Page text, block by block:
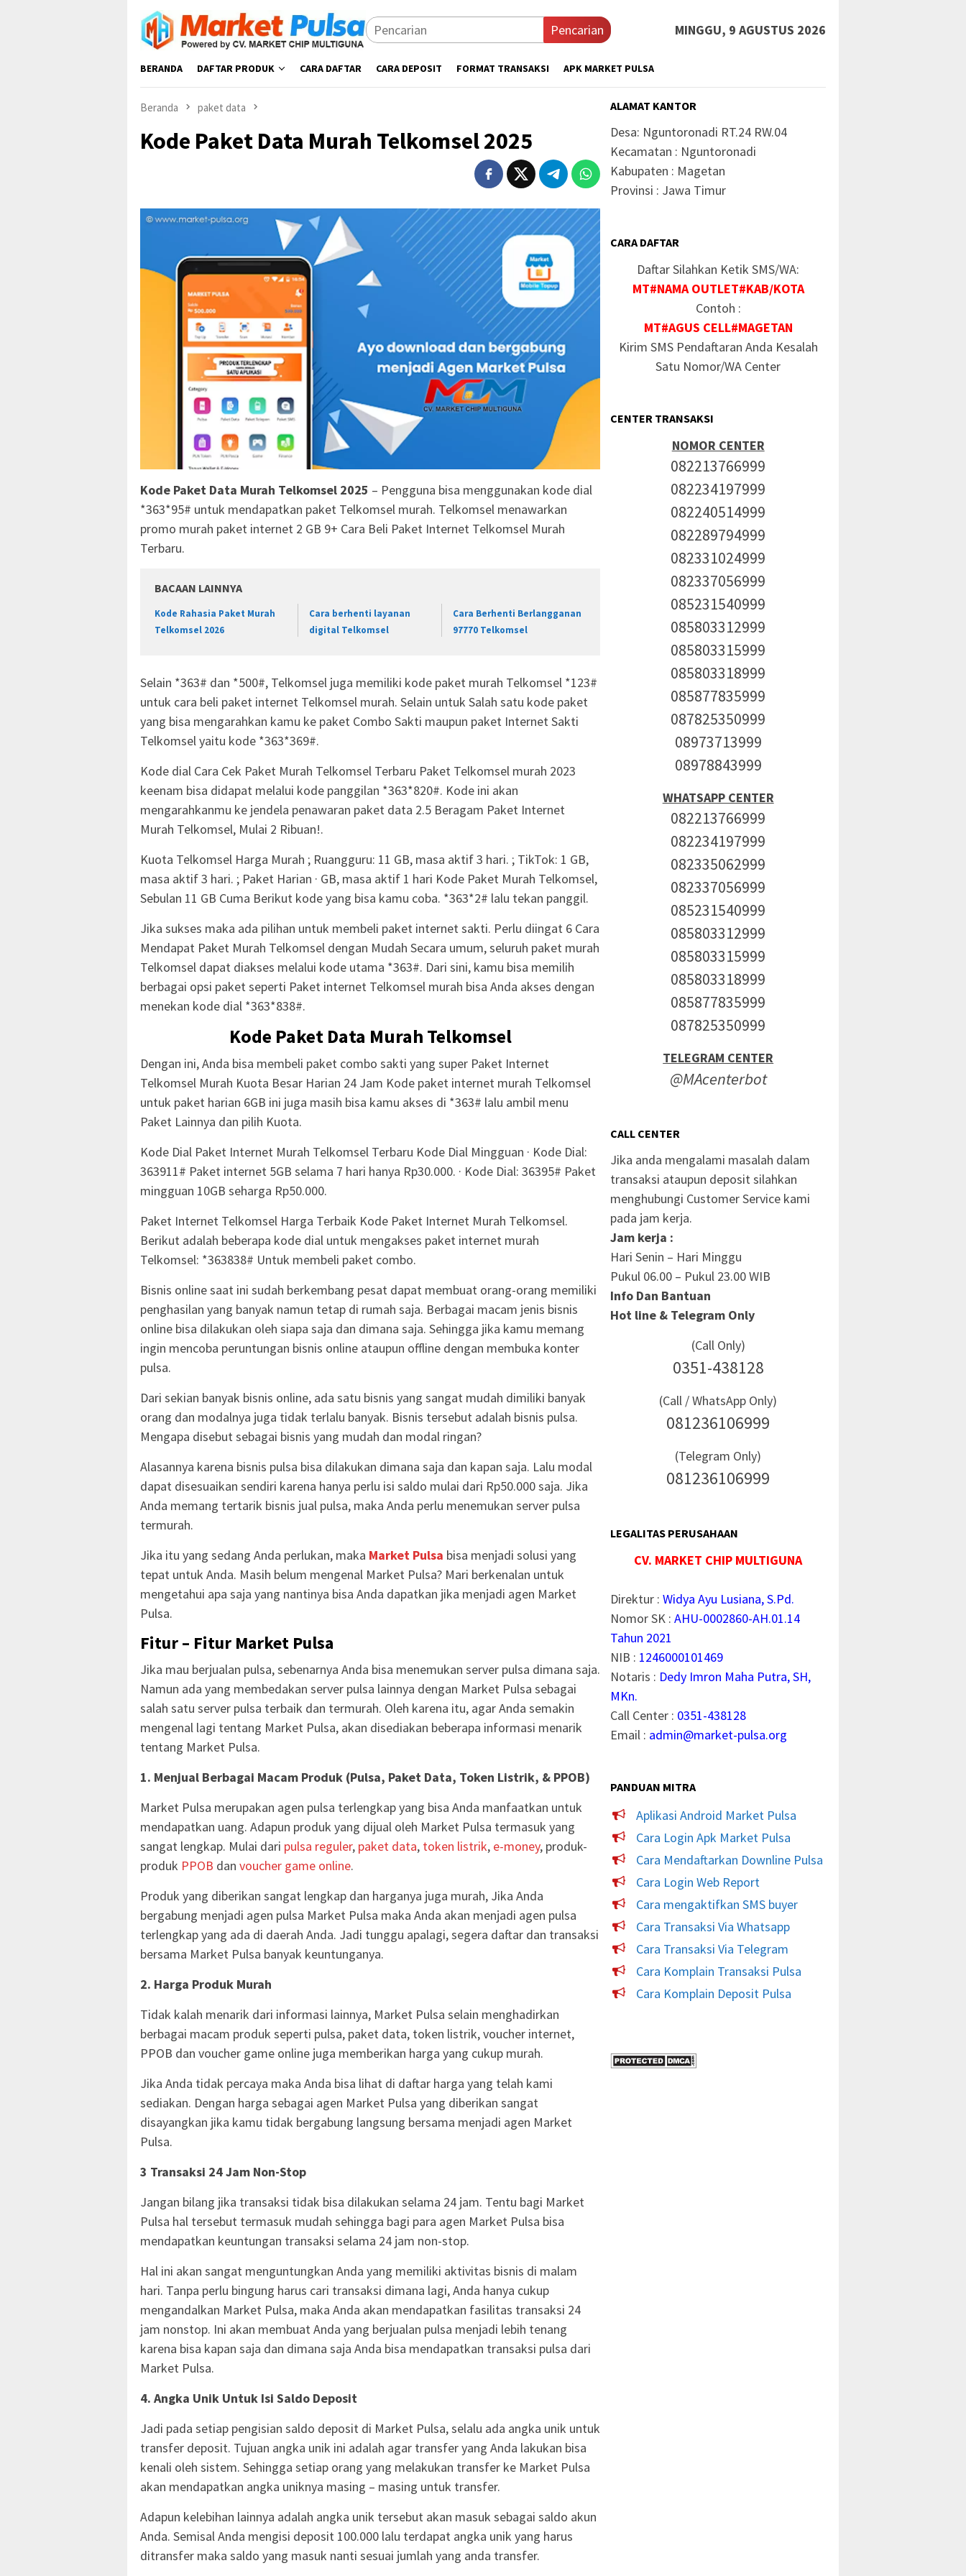
Loncat
konten
Pencarian MINGGU, 9 AGUSTUS 2026
BERANDA DAFTAR PRODUK CARA DAFTAR CARA DEPOSIT FORMAT TRANSAKSI APK MARKET PULSA
Beranda paket data
Kode Paket Data Murah Telkomsel 2025
Kode Paket Data Murah Telkomsel 2025 – Pengguna bisa menggunakan kode dial
*363*95# untuk mendapatkan paket Telkomsel murah. Telkomsel menawarkan
promo murah paket internet 2 GB 9+ Cara Beli Paket Internet Telkomsel Murah
Terbaru.
BACAAN LAINNYA
Kode Rahasia Paket Murah
Telkomsel 2026
Cara berhenti layanan
digital Telkomsel
Cara Berhenti Berlangganan
97770 Telkomsel
Selain *363# dan *500#, Telkomsel juga memiliki kode paket murah Telkomsel *123#
untuk cara beli paket internet Telkomsel murah. Selain untuk Salah satu kode paket
yang bisa mengarahkan kamu ke paket Combo Sakti maupun paket Internet Sakti
Telkomsel yaitu kode *363*369#.
Kode dial Cara Cek Paket Murah Telkomsel Terbaru Paket Telkomsel murah 2023
keenam bisa didapat melalui kode panggilan *363*820#. Kode ini akan
mengarahkanmu ke jendela penawaran paket data 2.5 Beragam Paket Internet
Murah Telkomsel, Mulai 2 Ribuan!.
Kuota Telkomsel Harga Murah ; Ruangguru: 11 GB, masa aktif 3 hari. ; TikTok: 1 GB,
masa aktif 3 hari. ; Paket Harian · GB, masa aktif 1 hari Kode Paket Murah Telkomsel,
Sebulan 11 GB Cuma Berikut kode yang bisa kamu coba. *363*2# lalu tekan panggil.
Jika sukses maka ada pilihan untuk membeli paket internet sakti. Perlu diingat 6 Cara
Mendapat Paket Murah Telkomsel dengan Mudah Secara umum, seluruh paket murah
Telkomsel dapat diakses melalui kode utama *363#. Dari sini, kamu bisa memilih
berbagai opsi paket seperti Paket internet Telkomsel murah bisa Anda akses dengan
menekan kode dial *363*838#.
Kode Paket Data Murah Telkomsel
Dengan ini, Anda bisa membeli paket combo sakti yang super Paket Internet
Telkomsel Murah Kuota Besar Harian 24 Jam Kode paket internet murah Telkomsel
untuk paket harian 6GB ini juga masih bisa kamu akses di *363# lalu ambil menu
Paket Lainnya dan pilih Kuota.
Kode Dial Paket Internet Murah Telkomsel Terbaru Kode Dial Mingguan · Kode Dial:
363911# Paket internet 5GB selama 7 hari hanya Rp30.000. · Kode Dial: 36395# Paket
mingguan 10GB seharga Rp50.000.
Paket Internet Telkomsel Harga Terbaik Kode Paket Internet Murah Telkomsel.
Berikut adalah beberapa kode dial untuk mengakses paket internet murah
Telkomsel: *363838# Untuk membeli paket combo.
Bisnis online saat ini sudah berkembang pesat dapat membuat orang-orang memiliki
penghasilan yang banyak namun tetap di rumah saja. Berbagai macam jenis bisnis
online bisa dilakukan oleh siapa saja dan dimana saja. Sehingga jika kamu memang
ingin mencoba peruntungan bisnis online ataupun offline dengan membuka konter
pulsa.
Dari sekian banyak bisnis online, ada satu bisnis yang sangat mudah dimiliki banyak
orang dan modalnya juga tidak terlalu banyak. Bisnis tersebut adalah bisnis pulsa.
Mengapa disebut sebagai bisnis yang mudah dan modal ringan?
Alasannya karena bisnis pulsa bisa dilakukan dimana saja dan kapan saja. Lalu modal
dapat disesuaikan sendiri karena hanya perlu isi saldo mulai dari Rp50.000 saja. Jika
Anda memang tertarik bisnis jual pulsa, maka Anda perlu menemukan server pulsa
termurah.
Jika itu yang sedang Anda perlukan, maka Market Pulsa bisa menjadi solusi yang
tepat untuk Anda. Masih belum mengenal Market Pulsa? Mari berkenalan untuk
mengetahui apa saja yang nantinya bisa Anda dapatkan jika menjadi agen Market
Pulsa.
Fitur – Fitur Market Pulsa
Jika mau berjualan pulsa, sebenarnya Anda bisa menemukan server pulsa dimana saja.
Namun ada yang membedakan server pulsa lainnya dengan Market Pulsa sebagai
salah satu server pulsa terbaik dan termurah. Oleh karena itu, agar Anda semakin
mengenal lagi tentang Market Pulsa, akan disediakan beberapa informasi menarik
tentang Market Pulsa.
1. Menjual Berbagai Macam Produk (Pulsa, Paket Data, Token Listrik, & PPOB)
Market Pulsa merupakan agen pulsa terlengkap yang bisa Anda manfaatkan untuk
mendapatkan uang. Adapun produk yang dijual oleh Market Pulsa termasuk yang
sangat lengkap. Mulai dari pulsa reguler, paket data, token listrik, e-money, produk-
produk PPOB dan voucher game online.
Produk yang diberikan sangat lengkap dan harganya juga murah, Jika Anda
bergabung menjadi agen pulsa Market Pulsa maka Anda akan menjadi agen pulsa
terlengkap yang ada di daerah Anda. Jadi tunggu apalagi, segera daftar dan transaksi
bersama Market Pulsa banyak keuntunganya.
2. Harga Produk Murah
Tidak kalah menarik dari informasi lainnya, Market Pulsa selain menghadirkan
berbagai macam produk seperti pulsa, paket data, token listrik, voucher internet,
PPOB dan voucher game online juga memberikan harga yang cukup murah.
Jika Anda tidak percaya maka Anda bisa lihat di daftar harga yang telah kami
sediakan. Dengan harga sebagai agen Market Pulsa yang diberikan sangat
disayangkan jika kamu tidak bergabung langsung bersama menjadi agen Market
Pulsa.
3 Transaksi 24 Jam Non-Stop
Jangan bilang jika transaksi tidak bisa dilakukan selama 24 jam. Tentu bagi Market
Pulsa hal tersebut termasuk mudah sehingga bagi para agen Market Pulsa bisa
mendapatkan keuntungan transaksi selama 24 jam non-stop.
Hal ini akan sangat menguntungkan Anda yang memiliki aktivitas bisnis di malam
hari. Tanpa perlu bingung harus cari transaksi dimana lagi, Anda hanya cukup
mengandalkan Market Pulsa, maka Anda akan mendapatkan fasilitas transaksi 24
jam nonstop. Ini akan membuat Anda yang berjualan pulsa menjadi lebih tenang
karena bisa kapan saja dan dimana saja Anda bisa mendapatkan transaksi pulsa dari
Market Pulsa.
4. Angka Unik Untuk Isi Saldo Deposit
Jadi pada setiap pengisian saldo deposit di Market Pulsa, selalu ada angka unik untuk
transfer deposit. Tujuan angka unik ini adalah agar transfer yang Anda lakukan bisa
kenali oleh sistem. Sehingga setiap orang yang melakukan transfer ke Market Pulsa
akan mendapatkan angka uniknya masing – masing untuk transfer.
Adapun kelebihan lainnya adalah angka unik tersebut akan masuk sebagai saldo akun
Anda. Semisal Anda mengisi deposit 100.000 lalu terdapat angka unik yang harus
ditransfer maka saldo yang masuk nanti sesuai jumlah yang anda transfer.
ALAMAT KANTOR
Desa: Nguntoronadi RT.24 RW.04
Kecamatan : Nguntoronadi
Kabupaten : Magetan
Provinsi : Jawa Timur
CARA DAFTAR
Daftar Silahkan Ketik SMS/WA:
MT#NAMA OUTLET#KAB/KOTA
Contoh :
MT#AGUS CELL#MAGETAN
Kirim SMS Pendaftaran Anda Kesalah
Satu Nomor/WA Center
CENTER TRANSAKSI
NOMOR CENTER
082213766999
082234197999
082240514999
082289794999
082331024999
082337056999
085231540999
085803312999
085803315999
085803318999
085877835999
087825350999
08973713999
08978843999
WHATSAPP CENTER
082213766999
082234197999
082335062999
082337056999
085231540999
085803312999
085803315999
085803318999
085877835999
087825350999
TELEGRAM CENTER
@MAcenterbot
CALL CENTER
Jika anda mengalami masalah dalam
transaksi ataupun deposit silahkan
menghubungi Customer Service kami
pada jam kerja.
Jam kerja :
Hari Senin – Hari Minggu
Pukul 06.00 – Pukul 23.00 WIB
Info Dan Bantuan
Hot line & Telegram Only
(Call Only)
0351-438128
(Call / WhatsApp Only)
081236106999
(Telegram Only)
081236106999
LEGALITAS PERUSAHAAN
CV. MARKET CHIP MULTIGUNA
Direktur :Widya Ayu Lusiana, S.Pd.
Nomor SK :AHU-0002860-AH.01.14
Tahun 2021
NIB : 1246000101469
Notaris : Dedy Imron Maha Putra, SH,
MKn.
Call Center : 0351-438128
Email : admin@market-pulsa.org
PANDUAN MITRA
Aplikasi Android Market Pulsa
Cara Login Apk Market Pulsa
Cara Mendaftarkan Downline Pulsa
Cara Login Web Report
Cara mengaktifkan SMS buyer
Cara Transaksi Via Whatsapp
Cara Transaksi Via Telegram
Cara Komplain Transaksi Pulsa
Cara Komplain Deposit Pulsa